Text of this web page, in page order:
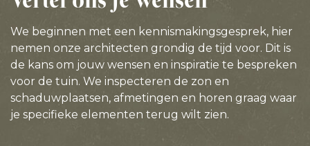
We beginnen met een kennismakingsgesprek, hier
nemen onze architecten grondig de tijd voor. Dit is
de kans om jouw wensen en inspiratie te bespreken
voor de tuin. We inspecteren de zon en
schaduwplaatsen, afmetingen en horen graag waar
je specifieke elementen terug wilt zien.